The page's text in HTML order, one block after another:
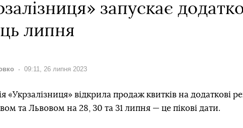
запускає
липня
Дата:
09:11, 26 липня 2023
«Укрзалізниця» відкрила продаж квитків на додаткові
та Львовом на 28, 30 та 31 липня — це пікові дати.